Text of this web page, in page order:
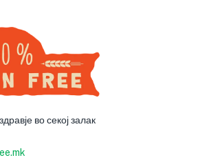
во секој залак